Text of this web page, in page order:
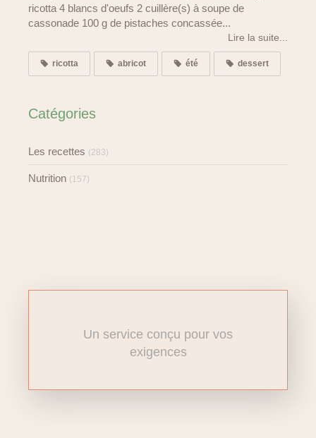
ricotta 4 blancs d'oeufs 2 cuillère(s) à soupe de
cassonade 100 g de pistaches concassée...
Lire la suite...
ricotta abricot été dessert
Catégories
Les recettes (283)
Nutrition (157)
Un service conçu pour vos
exigences